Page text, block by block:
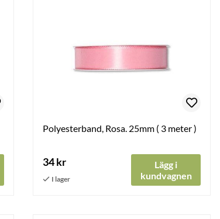
Polyesterband, Rosa. 25mm ( 3 meter )
34 kr
Lägg i
kundvagnen